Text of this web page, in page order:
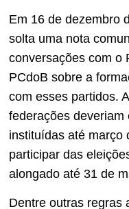
Em 16 de dezembro
solta uma nota
conversações com o
PCdoB sobre a
com esses partidos.
federações deveriam
instituídas até março
participar das
alongado até 31 de
Dentre outras regras